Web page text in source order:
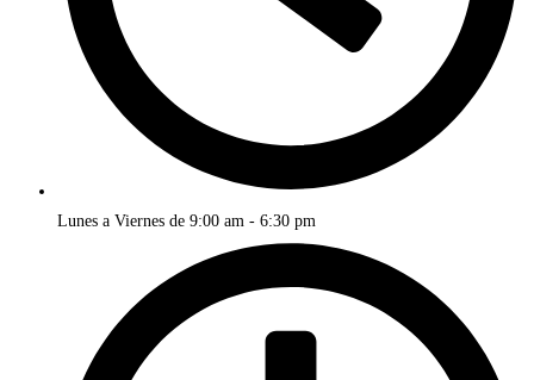
Lunes a Viernes de 9:00 am - 6:30 pm